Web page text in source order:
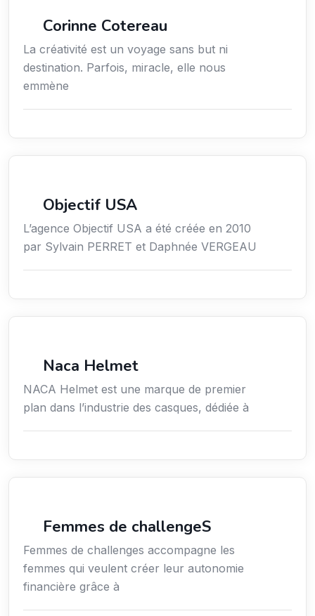
Corinne Cotereau
La créativité est un voyage sans but ni
destination. Parfois, miracle, elle nous
emmène
Objectif USA
L’agence Objectif USA a été créée en 2010
par Sylvain PERRET et Daphnée VERGEAU
Naca Helmet
NACA Helmet est une marque de premier
plan dans l’industrie des casques, dédiée à
Femmes de challengeS
Femmes de challenges accompagne les
femmes qui veulent créer leur autonomie
financière grâce à